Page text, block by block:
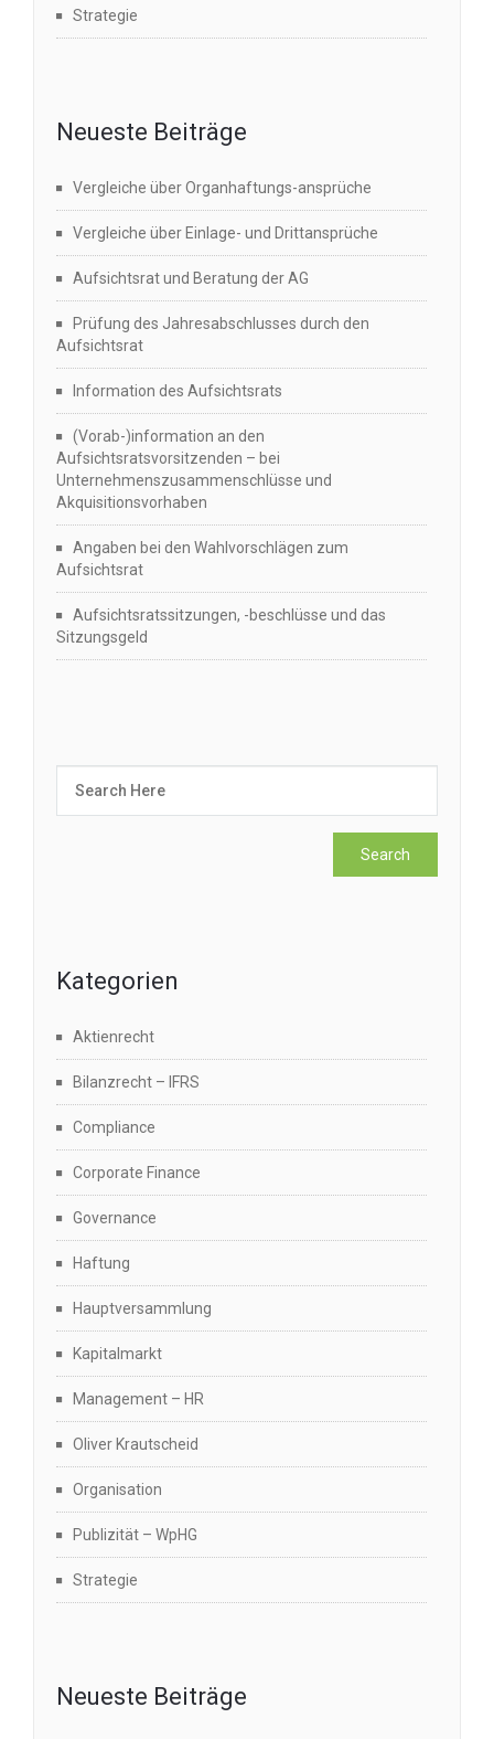
Strategie
Neueste Beiträge
Vergleiche über Organhaftungs-ansprüche
Vergleiche über Einlage- und Drittansprüche
Aufsichtsrat und Beratung der AG
Prüfung des Jahresabschlusses durch den
Aufsichtsrat
Information des Aufsichtsrats
(Vorab-)information an den
Aufsichtsratsvorsitzenden – bei
Unternehmenszusammenschlüsse und
Akquisitionsvorhaben
Angaben bei den Wahlvorschlägen zum
Aufsichtsrat
Aufsichtsratssitzungen, -beschlüsse und das
Sitzungsgeld
Kategorien
Aktienrecht
Bilanzrecht – IFRS
Compliance
Corporate Finance
Governance
Haftung
Hauptversammlung
Kapitalmarkt
Management – HR
Oliver Krautscheid
Organisation
Publizität – WpHG
Strategie
Neueste Beiträge